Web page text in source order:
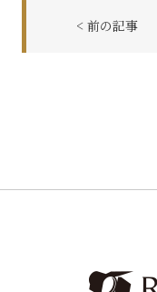
の
< 前の記事